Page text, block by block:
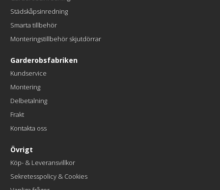
Städskåpsinredning
Smarta tillbehör
Monteringstillbehör skjutdörrar
Garderobsfabriken
Kundservice
Montering
Delbetalning
Frakt
Kontakta oss
Övrigt
Köp- & Leveransvillkor
Sekretesspolicy & Cookies